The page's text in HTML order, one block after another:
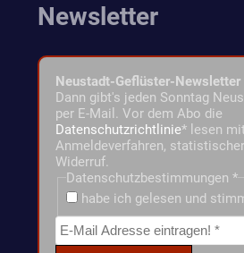
Newsletter
Neustadt-Geflüster-Newsletter
Dann gibt's jeden Sonntag
per E-Mail. Vor dem Abo die
Datenschutzrichtlinie* lesen
Anmeldeverfahren,
Widerruf.
Datenschutzbestimmungen *
habe ich gelesen und